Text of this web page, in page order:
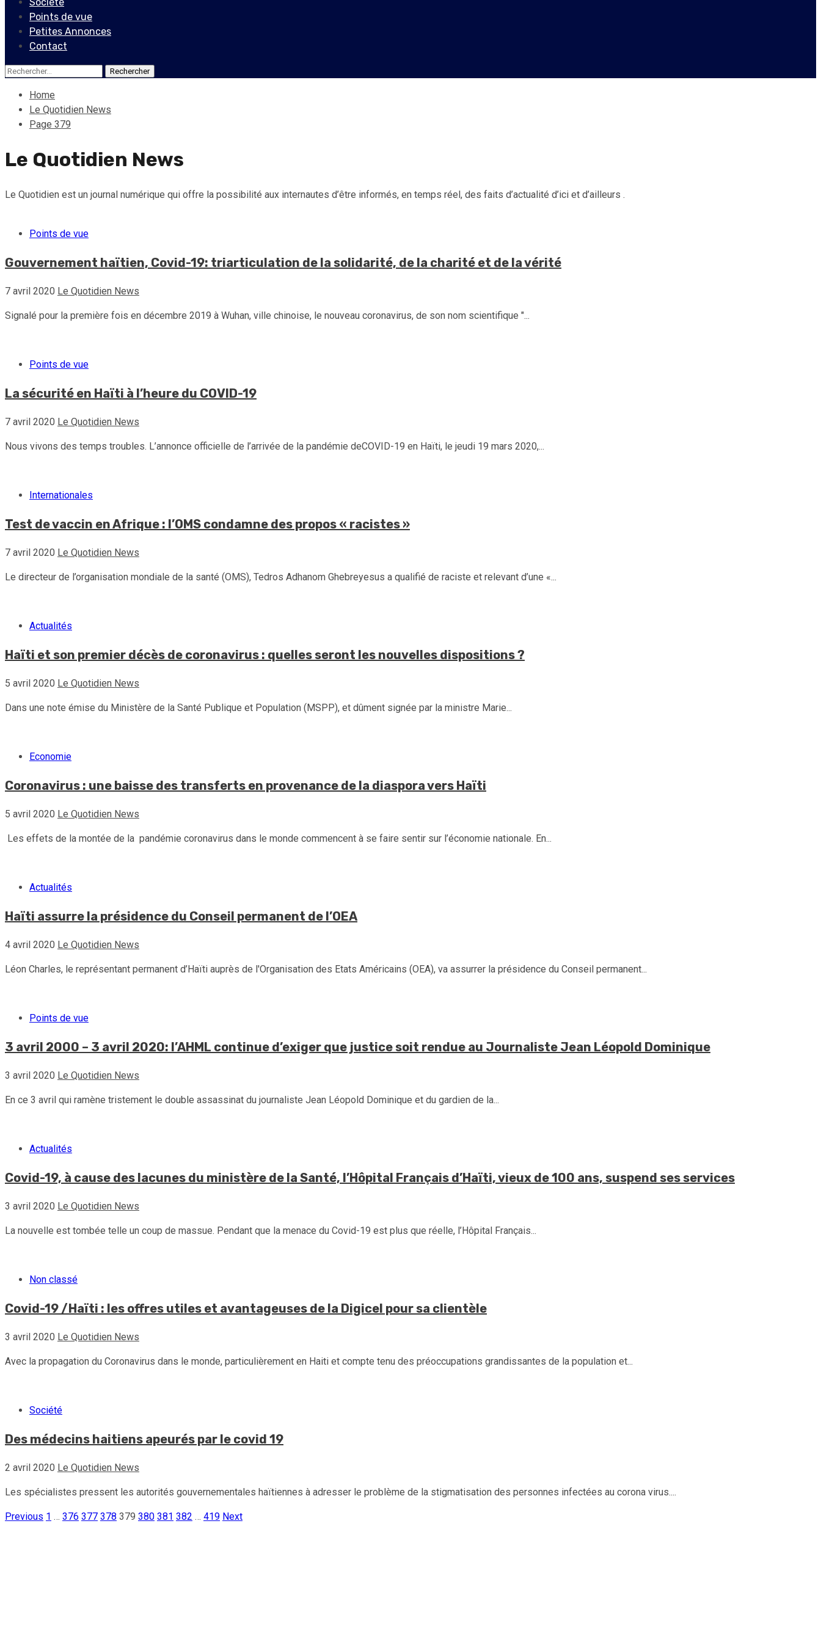
Points de vue
Petites Annonces
Contact
Rechercher :
Home
Le Quotidien News
Page 379
Le Quotidien News
Le Quotidien est un journal numérique qui offre la possibilité aux internautes d’être informés, en temps réel, des faits d’actualité d’ici et d’ailleurs .
Points de vue
Gouvernement haïtien, Covid-19: triarticulation de la solidarité, de la charité et de la vérité
7 avril 2020 Le Quotidien News
Signalé pour la première fois en décembre 2019 à Wuhan, ville chinoise, le nouveau coronavirus, de son nom scientifique "...
Points de vue
La sécurité en Haïti à l’heure du COVID-19
7 avril 2020 Le Quotidien News
Nous vivons des temps troubles. L’annonce officielle de l’arrivée de la pandémie deCOVID-19 en Haïti, le jeudi 19 mars 2020,...
Internationales
Test de vaccin en Afrique : l’OMS condamne des propos « racistes »
7 avril 2020 Le Quotidien News
Le directeur de l’organisation mondiale de la santé (OMS), Tedros Adhanom Ghebreyesus a qualifié de raciste et relevant d’une «...
Actualités
Haïti et son premier décès de coronavirus : quelles seront les nouvelles dispositions ?
5 avril 2020 Le Quotidien News
Dans une note émise du Ministère de la Santé Publique et Population (MSPP), et dûment signée par la ministre Marie...
Economie
Coronavirus : une baisse des transferts en provenance de la diaspora vers Haïti
5 avril 2020 Le Quotidien News
Les effets de la montée de la pandémie coronavirus dans le monde commencent à se faire sentir sur l’économie nationale. En...
Actualités
Haïti assurre la présidence du Conseil permanent de l’OEA
4 avril 2020 Le Quotidien News
Léon Charles, le représentant permanent d’Haïti auprès de l'Organisation des Etats Américains (OEA), va assurrer la présidence du Conseil permanent...
Points de vue
3 avril 2000 – 3 avril 2020: l’AHML continue d’exiger que justice soit rendue au Journaliste Jean Léopold Dominique
3 avril 2020 Le Quotidien News
En ce 3 avril qui ramène tristement le double assassinat du journaliste Jean Léopold Dominique et du gardien de la...
Actualités
Covid-19, à cause des lacunes du ministère de la Santé, l’Hôpital Français d’Haïti, vieux de 100 ans, suspend ses services
3 avril 2020 Le Quotidien News
La nouvelle est tombée telle un coup de massue. Pendant que la menace du Covid-19 est plus que réelle, l’Hôpital Français...
Non classé
Covid-19 /Haïti : les offres utiles et avantageuses de la Digicel pour sa clientèle
3 avril 2020 Le Quotidien News
Avec la propagation du Coronavirus dans le monde, particulièrement en Haiti et compte tenu des préoccupations grandissantes de la population et...
Société
Des médecins haitiens apeurés par le covid 19
2 avril 2020 Le Quotidien News
Les spécialistes pressent les autorités gouvernementales haïtiennes à adresser le problème de la stigmatisation des personnes infectées au corona virus....
Pagination
Previous 1 … 376 377 378 379 380 381 382 … 419 Next